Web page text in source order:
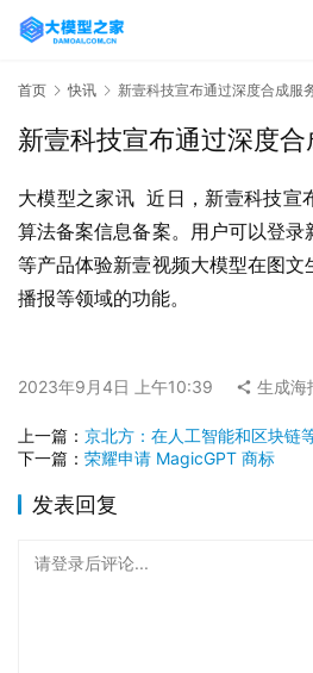
首页 快讯 新壹科技宣布通过深度合成服
新壹科技宣布通过深度
大模型之家讯  近日，新壹科技宣
算法备案信息备案。用户可以登录
等产品体验新壹视频大模型在图文
播报等领域的功能。
2023年9月4日 上午10:39 生成海
上一篇： 京北方：在人工智能和区块链
下一篇： 荣耀申请 MagicGPT 商标
发表回复
请登录后评论...